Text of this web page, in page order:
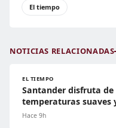
El tiempo
NOTICIAS RELACIONADAS
EL TIEMPO
Santander disfruta
temperaturas suaves
Hace 9h